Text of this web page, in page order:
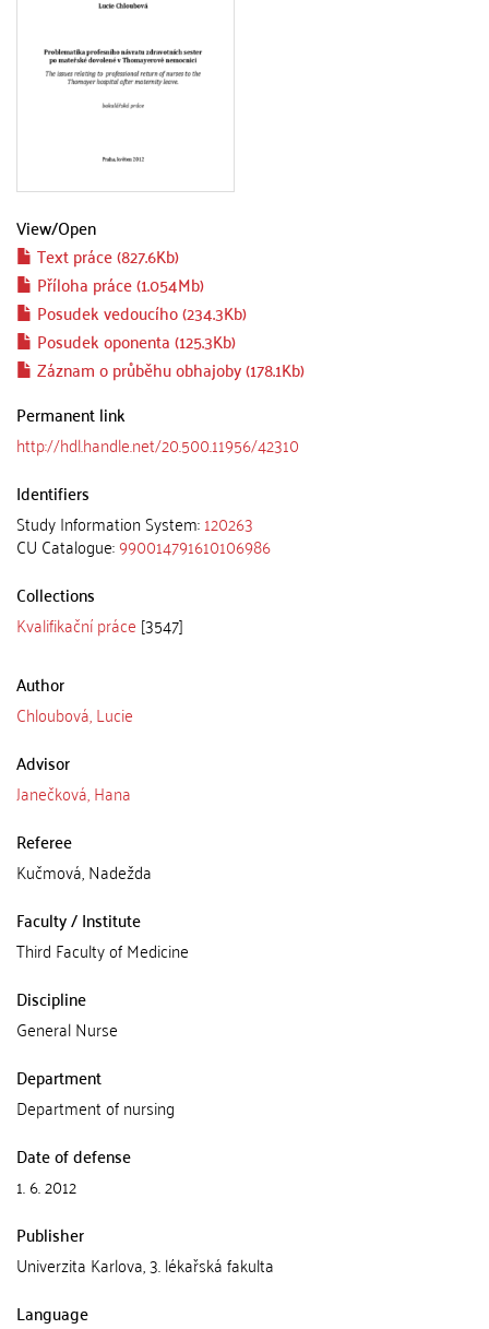
View/Open
Text práce (827.6Kb)
Příloha práce (1.054Mb)
Posudek vedoucího (234.3Kb)
Posudek oponenta (125.3Kb)
Záznam o průběhu obhajoby (178.1Kb)
Permanent link
http://hdl.handle.net/20.500.11956/42310
Identifiers
Study Information System:120263
CU Catalogue:990014791610106986
Collections
Kvalifikační práce [3547]
Author
Chloubová, Lucie
Advisor
Janečková, Hana
Referee
Kučmová, Nadežda
Faculty / Institute
Third Faculty of Medicine
Discipline
General Nurse
Department
Department of nursing
Date of defense
1. 6. 2012
Publisher
Univerzita Karlova, 3. lékařská fakulta
Language